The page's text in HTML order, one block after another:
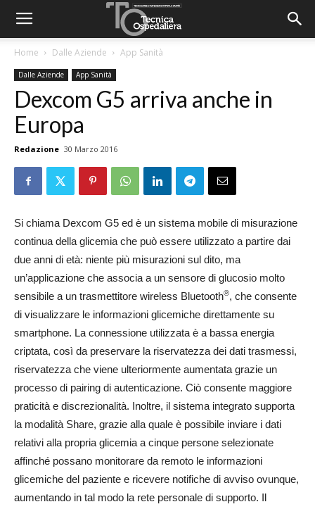
Home Dalle Aziende App Sanità
Dalle Aziende App Sanità
Dexcom G5 arriva anche in
Europa
Redazione 30 Marzo 2016
Si chiama Dexcom G5 ed è un sistema mobile di misurazione
continua della glicemia che può essere utilizzato a partire dai
due anni di età: niente più misurazioni sul dito, ma
un’applicazione che associa a un sensore di glucosio molto
sensibile a un trasmettitore wireless Bluetooth®, che consente
di visualizzare le informazioni glicemiche direttamente su
smartphone. La connessione utilizzata è a bassa energia
criptata, così da preservare la riservatezza dei dati trasmessi,
riservatezza che viene ulteriormente aumentata grazie un
processo di pairing di autenticazione. Ciò consente maggiore
praticità e discrezionalità. Inoltre, il sistema integrato supporta
la modalità Share, grazie alla quale è possibile inviare i dati
relativi alla propria glicemia a cinque persone selezionate
affinché possano monitorare da remoto le informazioni
glicemiche del paziente e ricevere notifiche di avviso ovunque,
aumentando in tal modo la rete personale di supporto. Il